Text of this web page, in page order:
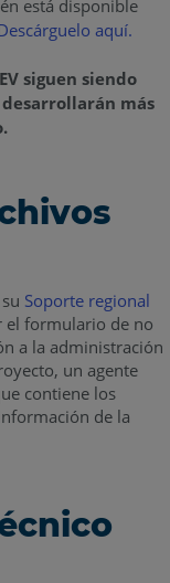
está disponible
aquí.
siguen siendo
más
Soporte regional
el formulario de no
a la administración
un agente
contiene los
de la